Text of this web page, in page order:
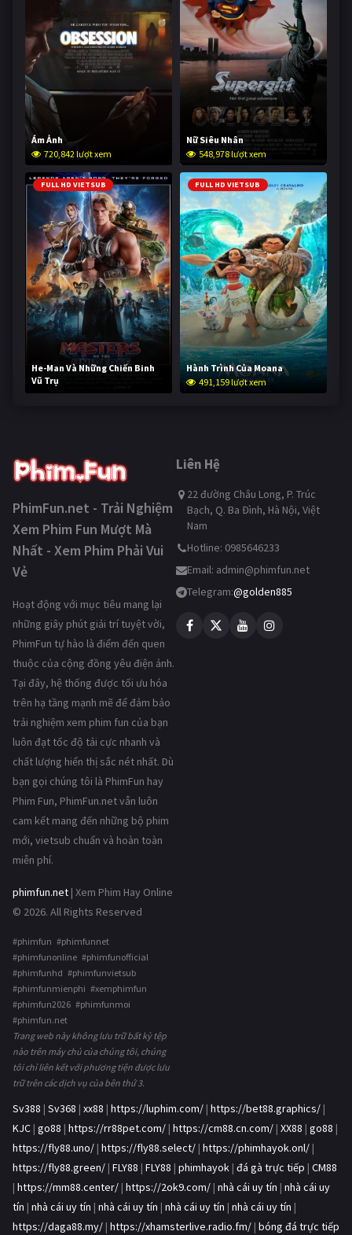
Ám Ảnh
720,842 lượt xem
Nữ Siêu Nhân
548,978 lượt xem
FULL HD VIETSUB
He-Man Và Những Chiến Binh
Vũ Trụ
239,993 lượt xem
FULL HD VIETSUB
Hành Trình Của Moana
491,159 lượt xem
PhimFun.net - Trải Nghiệm
Xem Phim Fun Mượt Mà
Nhất - Xem Phim Phải Vui
Vẻ
Hoạt động với mục tiêu mang lại
những giây phút giải trí tuyệt vời,
PhimFun tự hào là điểm đến quen
thuộc của cộng đồng yêu điện ảnh.
Tại đây, hệ thống được tối ưu hóa
trên hạ tầng mạnh mẽ để đảm bảo
trải nghiệm xem phim fun của bạn
luôn đạt tốc độ tải cực nhanh và
chất lượng hiển thị sắc nét nhất. Dù
bạn gọi chúng tôi là PhimFun hay
Phim Fun, PhimFun.net vẫn luôn
cam kết mang đến những bộ phim
mới, vietsub chuẩn và hoàn toàn
miễn phí.
phimfun.net | Xem Phim Hay Online
© 2026. All Rights Reserved
#phimfun #phimfunnet
#phimfunonline #phimfunofficial
#phimfunhd #phimfunvietsub
#phimfunmienphi #xemphimfun
#phimfun2026 #phimfunmoi
#phimfun.net
Trang web này không lưu trữ bất kỳ tệp
nào trên máy chủ của chúng tôi, chúng
tôi chỉ liên kết với phương tiện được lưu
trữ trên các dịch vụ của bên thứ 3.
Liên Hệ
22 đường Châu Long, P. Trúc
Bạch, Q. Ba Đình, Hà Nội, Việt
Nam
Hotline: 0985646233
Email: admin@phimfun.net
Telegram:@golden885
Sv388 | Sv368 | xx88 | https://luphim.com/ | https://bet88.graphics/ |
KJC | go88 | https://rr88pet.com/ | https://cm88.cn.com/ | XX88 | go88 |
https://fly88.uno/ | https://fly88.select/ | https://phimhayok.onl/ |
https://fly88.green/ | FLY88 | FLY88 | phimhayok | đá gà trực tiếp | CM88
| https://mm88.center/ | https://2ok9.com/ | nhà cái uy tín | nhà cái uy
tín | nhà cái uy tín | nhà cái uy tín | nhà cái uy tín | nhà cái uy tín |
https://daga88.my/ | https://xhamsterlive.radio.fm/ | bóng đá trực tiếp